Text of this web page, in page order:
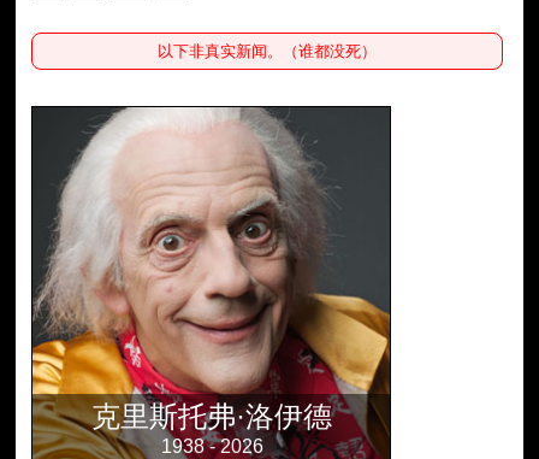
以下非真实新闻。（谁都没死）
克里斯托弗·洛伊德
1938 - 2026